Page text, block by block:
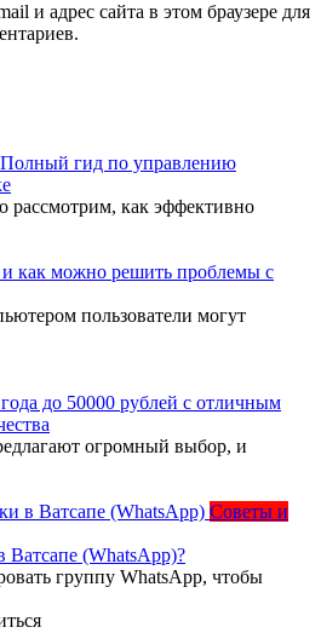
и адрес сайта в этом браузере для
гид по управлению
рассмотрим, как эффективно
и как можно решить проблемы с
пользователи могут
до 50000 рублей с отличным
огромный выбор, и
Советы и
Ватсапе (WhatsApp)?
группу WhatsApp, чтобы